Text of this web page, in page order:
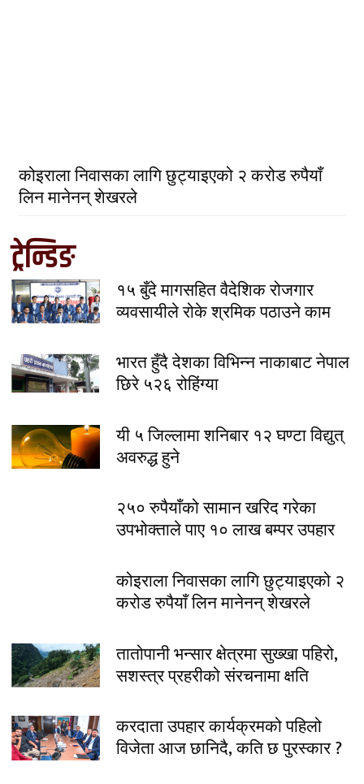
कोइराला निवासका लागि छुट्याइएको २ करोड रुपैयाँ
लिन मानेनन् शेखरले
ट्रेन्डिङ
१५ बुँदे मागसहित वैदेशिक रोजगार
व्यवसायीले रोके श्रमिक पठाउने काम
भारत हुँदै देशका विभिन्न नाकाबाट नेपाल
छिरे ५२६ रोहिंग्या
यी ५ जिल्लामा शनिबार १२ घण्टा विद्युत्
अवरुद्ध हुने
२५० रुपैयाँको सामान खरिद गरेका
उपभोक्ताले पाए १० लाख बम्पर उपहार
कोइराला निवासका लागि छुट्याइएको २
करोड रुपैयाँ लिन मानेनन् शेखरले
तातोपानी भन्सार क्षेत्रमा सुख्खा पहिरो,
सशस्त्र प्रहरीको संरचनामा क्षति
करदाता उपहार कार्यक्रमको पहिलो
विजेता आज छानिदै, कति छ पुरस्कार ?